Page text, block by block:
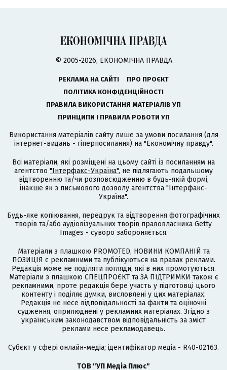
© 2005-2026, ЕКОНОМІЧНА ПРАВДА
РЕКЛАМА НА САЙТІ
ПРО ПРОЄКТ
ПОЛІТИКА КОНФІДЕНЦІЙНОСТІ
ПРАВИЛА ВИКОРИСТАННЯ МАТЕРІАЛІВ УП
ПРИНЦИПИ І ПРАВИЛА РОБОТИ УП
Використання матеріалів сайту лише за умови посилання (для
інтернет-видань - гіперпосилання) на "Економічну правду".
Всі матеріали, які розміщені на цьому сайті із посиланням на
агентство "Інтерфакс-Україна", не підлягають подальшому
відтворенню та/чи розповсюдженню в будь-якій формі,
інакше як з письмового дозволу агентства "Інтерфакс-
Україна".
Будь-яке копіювання, передрук та відтворення фотографічних
творів та/або аудіовізуальних творів правовласника Getty
Images - суворо забороняється.
Матеріали з плашкою PROMOTED, НОВИНИ КОМПАНІЙ та
ПОЗИЦІЯ є рекламними та публікуються на правах реклами.
Редакція може не поділяти погляди, які в них промотуються.
Матеріали з плашкою СПЕЦПРОЄКТ та ЗА ПІДТРИМКИ також є
рекламними, проте редакція бере участь у підготовці цього
контенту і поділяє думки, висловлені у цих матеріалах.
Редакція не несе відповідальності за факти та оціночні
судження, оприлюднені у рекламних матеріалах. Згідно з
українським законодавством відповідальність за зміст
реклами несе рекламодавець.
Cубєкт у сфері онлайн-медіа; ідентифікатор медіа - R40-02163.
ТОВ "УП Медіа Плюс"